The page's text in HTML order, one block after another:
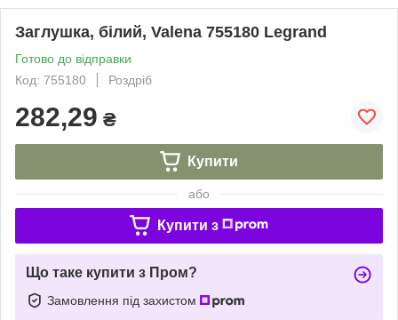
Заглушка, білий, Valena 755180 Legrand
Готово до відправки
Код: 755180
Роздріб
282,29 ₴
Купити
або
Купити з
Що таке купити з Пром?
Замовлення під захистом